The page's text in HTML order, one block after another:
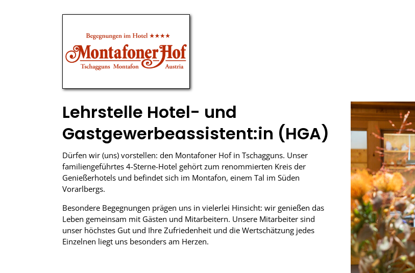
Lehrstelle Hotel- und
Gastgewerbeassistent:in (HGA)
Dürfen wir (uns) vorstellen: den Montafoner Hof in Tschagguns. Unser
familiengeführtes 4-Sterne-Hotel gehört zum renommierten Kreis der
Genießerhotels und befindet sich im Montafon, einem Tal im Süden
Vorarlbergs.
Besondere Begegnungen prägen uns in vielerlei Hinsicht: wir genießen das
Leben gemeinsam mit Gästen und Mitarbeitern. Unsere Mitarbeiter sind
unser höchstes Gut und Ihre Zufriedenheit und die Wertschätzung jedes
Einzelnen liegt uns besonders am Herzen.